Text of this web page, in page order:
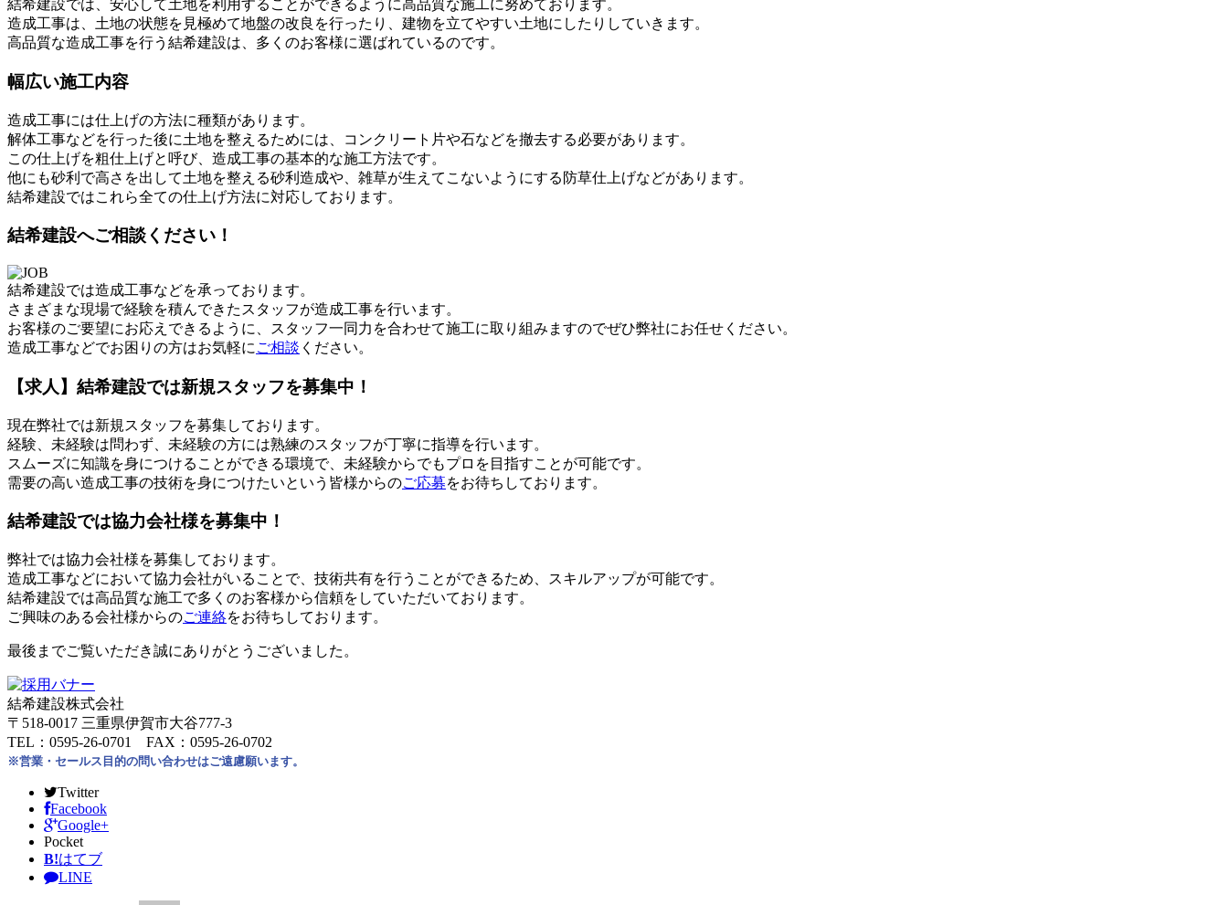
結希建設では、安心して土地を利用することができるように高品質な施工に努めております。
造成工事は、土地の状態を見極めて地盤の改良を行ったり、建物を立てやすい土地にしたりしていきます。
高品質な造成工事を行う結希建設は、多くのお客様に選ばれているのです。
幅広い施工内容
造成工事には仕上げの方法に種類があります。
解体工事などを行った後に土地を整えるためには、コンクリート片や石などを撤去する必要があります。
この仕上げを粗仕上げと呼び、造成工事の基本的な施工方法です。
他にも砂利で高さを出して土地を整える砂利造成や、雑草が生えてこないようにする防草仕上げなどがあります。
結希建設ではこれら全ての仕上げ方法に対応しております。
結希建設へご相談ください！
結希建設では造成工事などを承っております。
さまざまな現場で経験を積んできたスタッフが造成工事を行います。
お客様のご要望にお応えできるように、スタッフ一同力を合わせて施工に取り組みますのでぜひ弊社にお任せください。
造成工事などでお困りの方はお気軽に ご相談 ください。
【求人】結希建設では新規スタッフを募集中！
現在弊社では新規スタッフを募集しております。
経験、未経験は問わず、未経験の方には熟練のスタッフが丁寧に指導を行います。
スムーズに知識を身につけることができる環境で、未経験からでもプロを目指すことが可能です。
需要の高い造成工事の技術を身につけたいという皆様からのご応募をお待ちしております。
結希建設では協力会社様を募集中！
弊社では協力会社様を募集しております。
造成工事などにおいて協力会社がいることで、技術共有を行うことができるため、スキルアップが可能です。
結希建設では高品質な施工で多くのお客様から信頼をしていただいております。
ご興味のある会社様からのご連絡をお待ちしております。
最後までご覧いただき誠にありがとうございました。
結希建設株式会社
〒518-0017 三重県伊賀市大谷777-3
TEL：0595-26-0701 FAX：0595-26-0702
※営業・セールス目的の問い合わせはご遠慮願います。
Twitter
Facebook
Google+
Pocket
B!はてブ
LINE